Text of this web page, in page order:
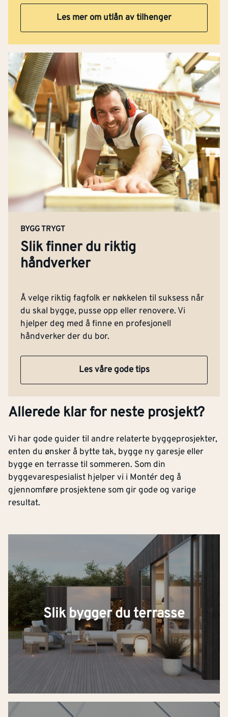
Les mer om utlån av tilhenger
BYGG TRYGT
Slik finner du riktig
håndverker
Å velge riktig fagfolk er nøkkelen til suksess når
du skal bygge, pusse opp eller renovere. Vi
hjelper deg med å finne en profesjonell
håndverker der du bor.
Les våre gode tips
Allerede klar for neste prosjekt?
Vi har gode guider til andre relaterte byggeprosjekter,
enten du ønsker å bytte tak, bygge ny garesje eller
bygge en terrasse til sommeren. Som din
byggevarespesialist hjelper vi i Montér deg å
gjennomføre prosjektene som gir gode og varige
resultat.
Slik bygger du terrasse